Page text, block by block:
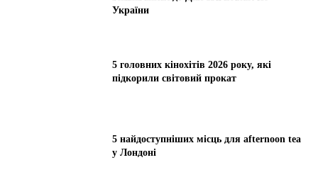
України
5 головних кінохітів 2026 року, які
підкорили світовий прокат
5 найдоступніших місць для afternoon tea
у Лондоні